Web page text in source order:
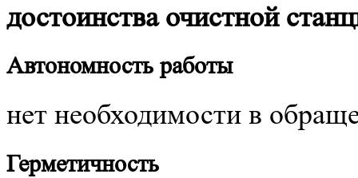
достоинства очистной
Автономность работы
нет необходимости в
Герметичность